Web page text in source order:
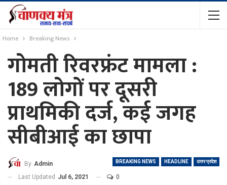
Home Breaking News
गोमती रिवरफ्रंट मामला :
189 लोगों पर दूसरी
प्राथमिकी दर्ज, कई जगह
सीबीआई का छापा
BREAKING NEWS HEADLINE उत्तर प्रदेश
By Admin
Last Updated Jul 6, 2021 0